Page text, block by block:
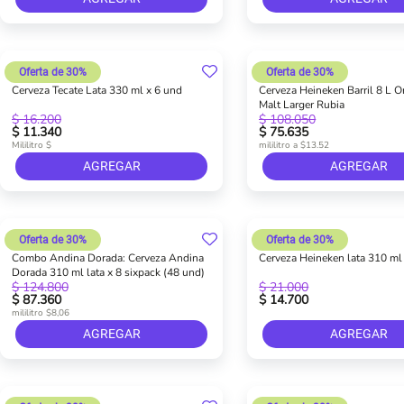
Cerveza Tecate Lata 330 ml x 6 und
$ 11.340
$ 16.200
Oferta de 30%
Mililitro $
AGREGAR
Cerveza Heineken Barril 8 L
Malt Larger Rubia
$ 75.635
$ 108.050
Oferta de 30%
mililitro a $13.52
AGREGAR
Combo Andina Dorada: Cerveza Andina
Dorada 310 ml lata x 8 sixpack (48 und)
$ 87.360
$ 124.800
Oferta de 30%
mililitro $8,06
AGREGAR
Cerveza Heineken lata 310
$ 14.700
$ 21.000
Oferta de 30%
AGREGAR